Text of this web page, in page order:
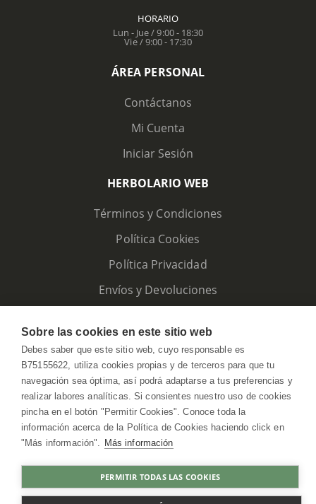
COMPRAR
HORARIO
Lun - Jue / 9:00 - 18:30
Vie / 9:00 - 17:30
ÁREA PERSONAL
Contáctanos
Mi Cuenta
Iniciar Sesión
HERBOLARIO WEB
Términos y Condiciones
Política Cookies
Política Privacidad
Envíos y Devoluciones
HerbolarioWeb © 2026. All Rights Reserved
Sobre las cookies en este sitio web
Debes saber que este sitio web, cuyo responsable es
B75155622, utiliza cookies propias y de terceros para que tu
navegación sea óptima, así podrá adaptarse a tus preferencias y
realizar labores analíticas. Si consientes nuestro uso de cookies
pincha en el botón "Permitir Cookies". Conoce toda la
información acerca de la Política de Cookies haciendo click en
"Más información". Más información
PERMITIR TODAS LAS COOKIES